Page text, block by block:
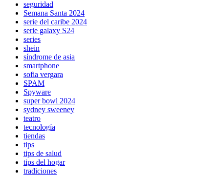
seguridad
Semana Santa 2024
serie del caribe 2024
serie galaxy S24
series
shein
síndrome de asia
smartphone
sofia vergara
SPAM
Spyware
super bowl 2024
sydney sweeney
teatro
tecnología
tiendas
tips
tips de salud
tips del hogar
tradiciones